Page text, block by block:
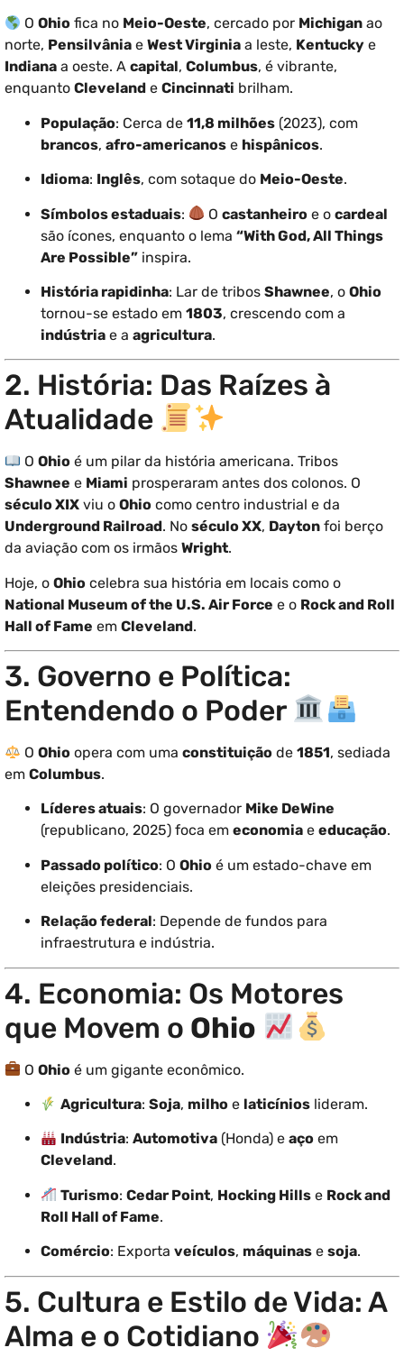
OOhio fica no Meio-Oeste, cercado por Michigan ao
norte, Pensilvânia e West Virginia a leste, Kentucky e
Indiana a oeste. A capital, Columbus, é vibrante,
enquanto Cleveland e Cincinnati brilham.
População: Cerca de 11,8 milhões (2023), com
brancos, afro-americanos e hispânicos.
Idioma: Inglês, com sotaque do Meio-Oeste.
Símbolos estaduais: Ocastanheiro e ocardeal
são ícones, enquanto o lema “With God, All Things
Are Possible” inspira.
História rapidinha: Lar de tribos Shawnee, o Ohio
tornou-se estado em 1803, crescendo com a
indústria e a agricultura.
2. História: Das Raízes à
Atualidade
OOhio é um pilar da história americana. Tribos
Shawnee e Miami prosperaram antes dos colonos. O
século XIX viu o Ohio como centro industrial e da
Underground Railroad. No século XX, Dayton foi berço
da aviação com os irmãos Wright.
Hoje, o Ohio celebra sua história em locais como o
National Museum of the U.S. Air Force e o Rock and Roll
Hall of Fame em Cleveland.
3. Governo e Política:
Entendendo o Poder
OOhio opera com umaconstituição de1851, sediada
em Columbus.
Líderes atuais: O governador Mike DeWine
(republicano, 2025) foca em economia e educação.
Passado político: O Ohio é um estado-chave em
eleições presidenciais.
Relação federal: Depende de fundos para
infraestrutura e indústria.
4. Economia: Os Motores
que Movem o Ohio
OOhio é um gigante econômico.
Agricultura:Soja, milho e laticínios lideram.
Indústria:Automotiva (Honda) eaço em
Cleveland.
Turismo:Cedar Point, Hocking Hills e Rock and
Roll Hall of Fame.
Comércio: Exporta veículos, máquinas e soja.
5. Cultura e Estilo de Vida: A
Alma e o Cotidiano